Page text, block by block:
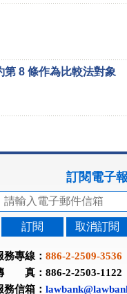
8 條作為比較法對象
訂閱電子報
訂閱 取消訂閱
務專線： 886-2-2509-3536
真：886-2-2503-1122
務信箱：